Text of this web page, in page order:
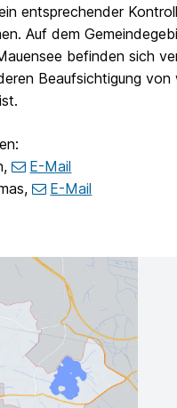
entsprechender
Auf dem
befinden sich
Beaufsichtigung von
E-Mail
E-Mail